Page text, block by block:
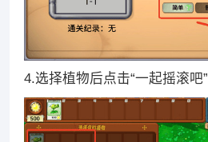
4.选择植物后点击“一起摇滚吧”